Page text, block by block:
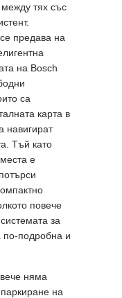
между тях със
предава на
на Bosch
са
карта в
навигират
Тъй като
е
повече
за
по-подробна и
няма
на